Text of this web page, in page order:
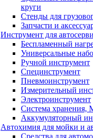
круги
Стенды для
Запчасти и
Инструмент для
Беспламенный
Универсальные
Ручной инструмент
Специнструмент
Пневмоинструмент
Измерительный
Электроинструмент
Система хранения,
Аккумуляторный
Автохимия для мойки и
Средства для